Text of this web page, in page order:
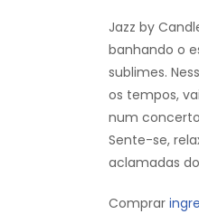
Jazz by
banhando o
sublimes.
os tempos,
num
Sente-se,
aclamadas
Comprar